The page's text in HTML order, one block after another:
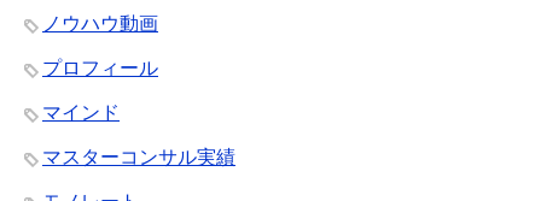
ノウハウ動画
プロフィール
マインド
マスターコンサル実績